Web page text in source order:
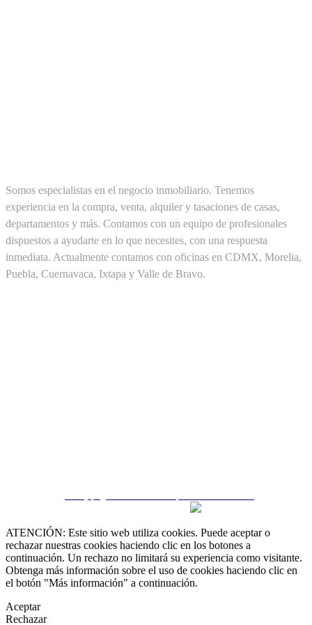
Somos especialistas en el negocio inmobiliario. Tenemos
experiencia en la compra, venta, alquiler y tasaciones de casas,
departamentos y más. Contamos con un equipo de profesionales
dispuestos a ayudarte en lo que necesites, con una respuesta
inmediata. Actualmente contamos con oficinas en CDMX, Morelia,
Puebla, Cuernavaca, Ixtapa y Valle de Bravo.
ATENCIÓN: Este sitio web utiliza cookies. Puede aceptar o
rechazar nuestras cookies haciendo clic en los botones a
continuación. Un rechazo no limitará su experiencia como visitante.
Obtenga más información sobre el uso de cookies haciendo clic en
el botón "Más información" a continuación.
Aceptar
Rechazar